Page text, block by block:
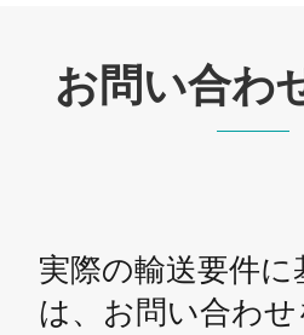
お問い合わ
実際の輸送要件
は、お問い合わ